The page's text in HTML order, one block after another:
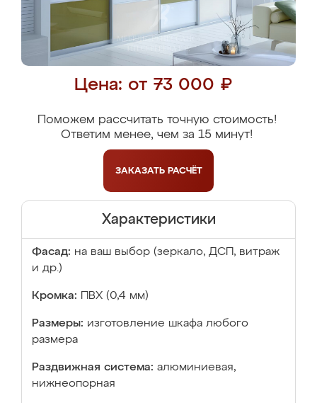
Цена: от 73 000 ₽
Поможем рассчитать точную стоимость!
Ответим менее, чем за 15 минут!
ЗАКАЗАТЬ РАСЧЁТ
Характеристики
Фасад: на ваш выбор (зеркало, ДСП, витраж
и др.)
Кромка: ПВХ (0,4 мм)
Размеры: изготовление шкафа любого
размера
Раздвижная система: алюминиевая,
нижнеопорная